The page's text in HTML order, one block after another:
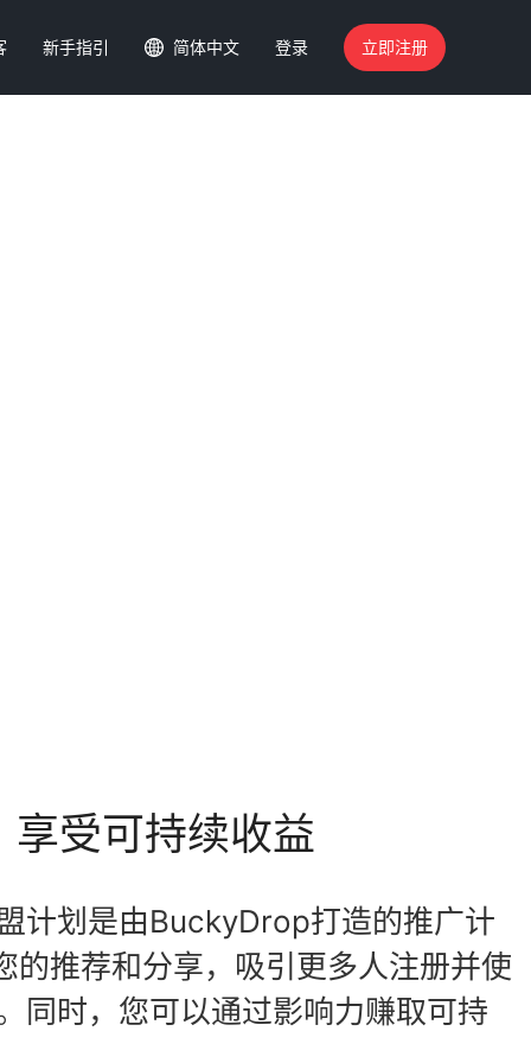
新手指引 简体中文 登录 立即注册
享受可持续收益
计划是由BuckyDrop打造的推广计
的推荐和分享，吸引更多人注册并使
同时，您可以通过影响力赚取可持